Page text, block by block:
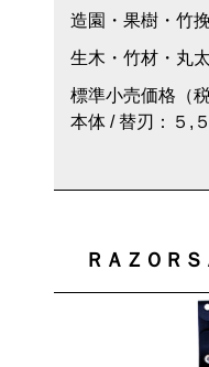
造園・果樹・竹
生木・竹材・丸
標準小売価格（税
本体 / 替刃：５,
ＲＡＺＯＲ